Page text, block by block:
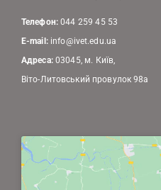
Телефон:044 259 45 53
E-mail: info@ivet.edu.ua
Адреса:03045, м. Київ,
Віто-Литовський провулок 98а